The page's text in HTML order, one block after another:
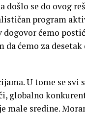
se do ovog
program
ćemo
ćemo za
U tome se svi
globalno
male sredine.